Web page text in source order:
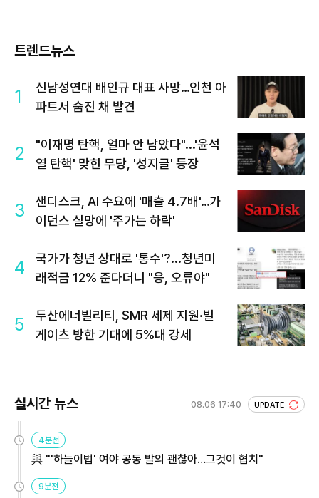
트렌드뉴스
1
신남성연대 배인규 대표 사망…인천 아
파트서 숨진 채 발견
2
"이재명 탄핵, 얼마 안 남았다"...'윤석
열 탄핵' 맞힌 무당, '성지글' 등장
3
샌디스크, AI 수요에 '매출 4.7배'…가
이던스 실망에 '주가는 하락'
4
국가가 청년 상대로 '통수'?...청년미
래적금 12% 준다더니 "응, 오류야"
5
두산에너빌리티, SMR 세제 지원·빌
게이츠 방한 기대에 5%대 강세
실시간 뉴스 08.06 17:40 UPDATE
4분전
與 "'하늘이법' 여야 공동 발의 괜찮아…그것이 협치"
9분전